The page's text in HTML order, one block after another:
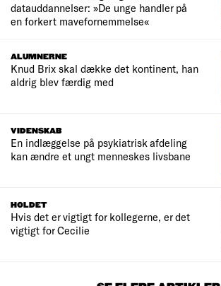
datauddannelser: »De unge handler på
en forkert mavefornemmelse«
ALUMNERNE
Knud Brix skal dække det kontinent, han
aldrig blev færdig med
VIDENSKAB
En indlæggelse på psykiatrisk afdeling
kan ændre et ungt menneskes livsbane
HOLDET
Hvis det er vigtigt for kollegerne, er det
vigtigt for Cecilie